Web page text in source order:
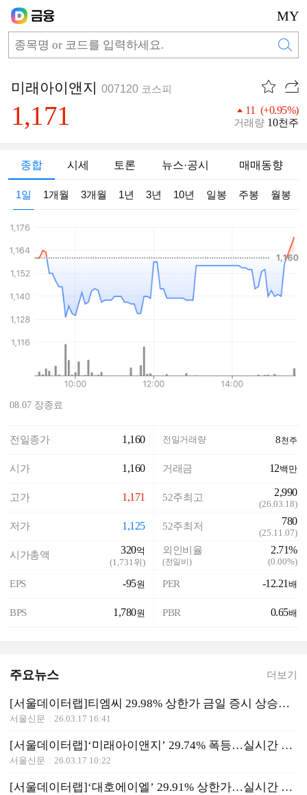
MY
미래아이앤지 007120 코스피
1,171 11 (+0.95%)
거래량 10천주
종합 시세 토론 뉴스·공시 매매동향
1일 1개월 3개월 1년 3년 10년 일봉 주봉 월봉
08.07 장종료
전일종가 1,160
시가 1,160
고가 1,171
저가 1,125
시가총액 320억
(1,731위)
EPS -95원
BPS 1,780원
전일거래량 8천주
거래금 12백만
52주최고 2,990
(26.03.18)
52주최저 780
(25.11.07)
외인비율
(전일비)
2.71%
(0.00%)
PER -12.21 배
PBR 0.65배
주요뉴스 더보기
[서울데이터랩]티엠씨 29.98% 상한가 금일 증시 상승률 1위로 마감
서울신문 26.03.17 16:41
[서울데이터랩]‘미래아이앤지’ 29.74% 폭등…실시간 상승률 1위
서울신문 26.03.17 10:22
[서울데이터랩]‘대호에이엘’ 29.91% 상한가…실시간 상승률 1위